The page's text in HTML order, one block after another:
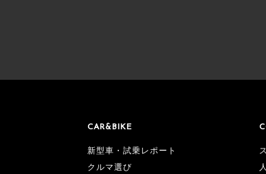
CAR&BIKE
新型車・試乗レポート
クルマ選び